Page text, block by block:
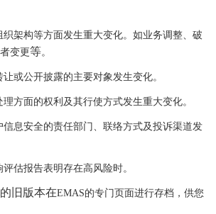
架构等方面发生重大变化。如业务调整、破
变更等。
或公开披露的主要对象发生变化。
方面的权利及其行使方式发生重大变化。
信息安全的责任部门、联络方式及投诉渠道发
估报告表明存在高风险时。
旧版本在EMAS的专门页面进行存档，供您